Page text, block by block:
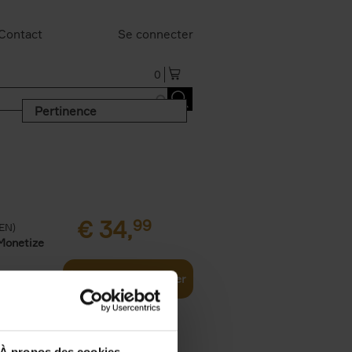
Se connecter
0
Pertinence
€ 34,99
Ajouter au panier